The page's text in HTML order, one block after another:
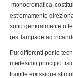
monocromatica,
estremamente
sono generalmente
(es. lampade ad
Pur differenti per le
medesimo principio
tramite emissione